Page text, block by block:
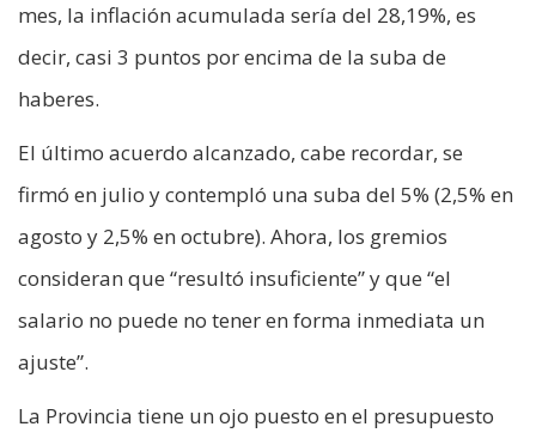
mes, la inflación acumulada sería del 28,19%, es
decir, casi 3 puntos por encima de la suba de
haberes.
El último acuerdo alcanzado, cabe recordar, se
firmó en julio y contempló una suba del 5% (2,5% en
agosto y 2,5% en octubre). Ahora, los gremios
consideran que “resultó insuficiente” y que “el
salario no puede no tener en forma inmediata un
ajuste”.
La Provincia tiene un ojo puesto en el presupuesto